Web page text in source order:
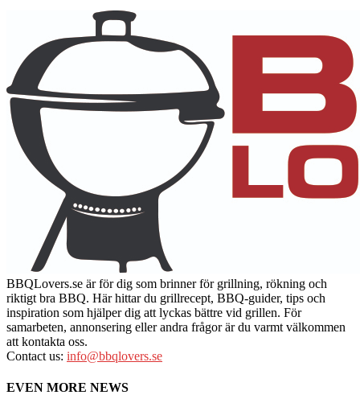
BBQLovers.se är för dig som brinner för grillning, rökning och
riktigt bra BBQ. Här hittar du grillrecept, BBQ-guider, tips och
inspiration som hjälper dig att lyckas bättre vid grillen. För
samarbeten, annonsering eller andra frågor är du varmt välkommen
att kontakta oss.
Contact us: info@bbqlovers.se
EVEN MORE NEWS